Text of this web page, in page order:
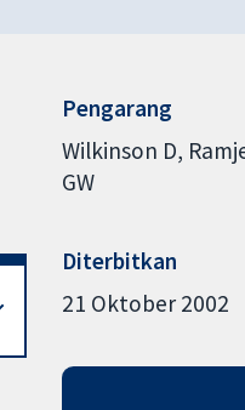
Pengarang
Wilkinson D
GW
Diterbitkan
21 Oktober 2002